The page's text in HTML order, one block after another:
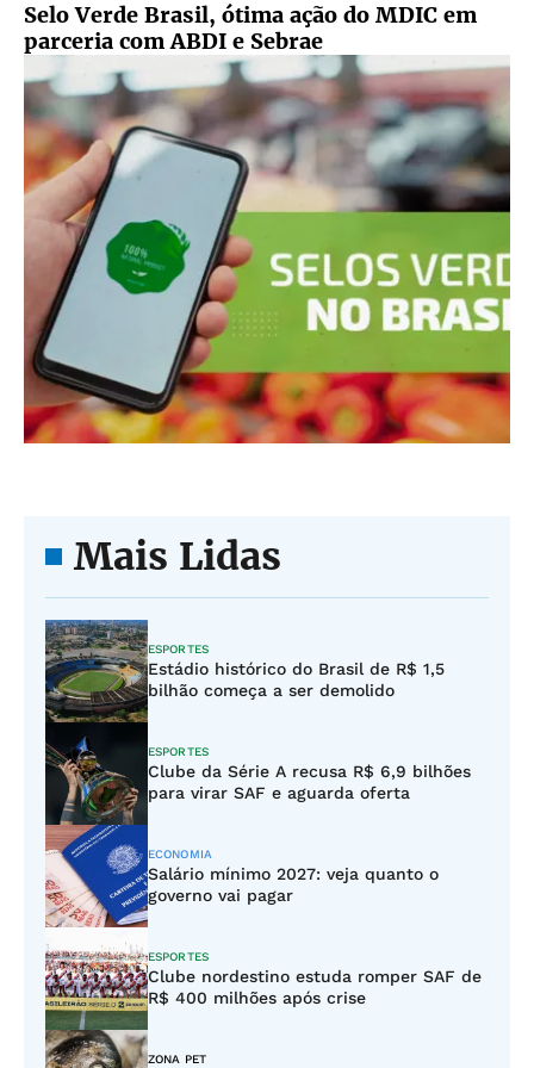
Selo Verde Brasil, ótima ação do MDIC em
parceria com ABDI e Sebrae
Mais Lidas
ESPORTES
Estádio histórico do Brasil de R$ 1,5
bilhão começa a ser demolido
ESPORTES
Clube da Série A recusa R$ 6,9 bilhões
para virar SAF e aguarda oferta
ECONOMIA
Salário mínimo 2027: veja quanto o
governo vai pagar
ESPORTES
Clube nordestino estuda romper SAF de
R$ 400 milhões após crise
ZONA PET